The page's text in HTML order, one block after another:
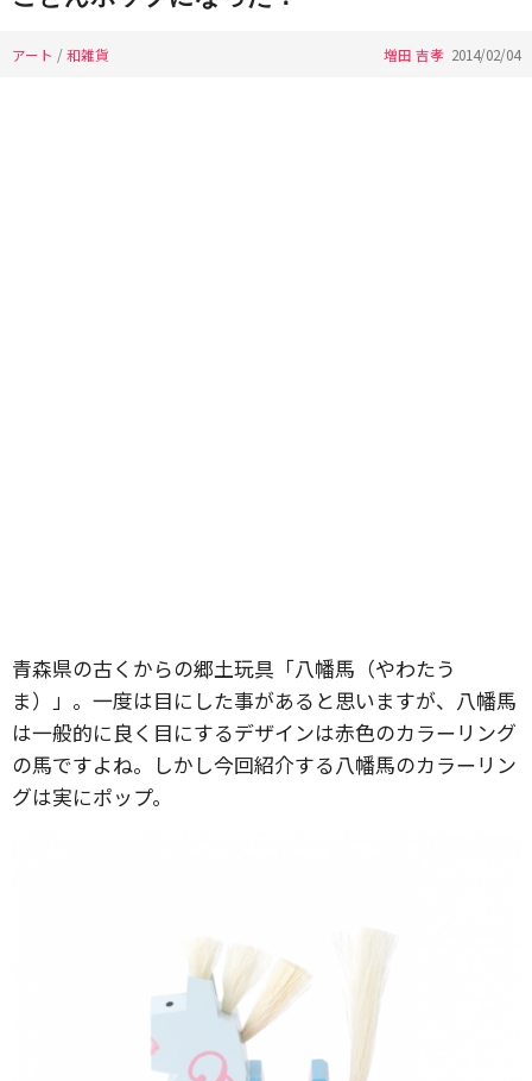
アート /和雑貨 増田 吉孝 2014/02/04
青森県の古くからの郷土玩具「八幡馬（やわたう
ま）」。一度は目にした事があると思いますが、八幡馬
は一般的に良く目にするデザインは赤色のカラーリング
の馬ですよね。しかし今回紹介する八幡馬のカラーリン
グは実にポップ。